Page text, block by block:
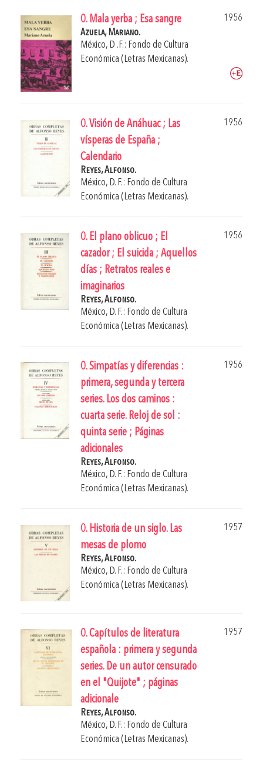
0. Mala yerba ; Esa sangre
1956
Azuela, Mariano.
México, D .F.: Fondo de Cultura
Económica (Letras Mexicanas).
0. Visión de Anáhuac ; Las
vísperas de España ;
Calendario
1956
Reyes, Alfonso.
México, D. F.: Fondo de Cultura
Económica (Letras Mexicanas).
0. El plano oblicuo ; El
cazador ; El suicida ; Aquellos
días ; Retratos reales e
imaginarios
1956
Reyes, Alfonso.
México, D. F.: Fondo de Cultura
Económica (Letras Mexicanas).
0. Simpatías y diferencias :
primera, segunda y tercera
series. Los dos caminos :
cuarta serie. Reloj de sol :
quinta serie ; Páginas
adicionales
1956
Reyes, Alfonso.
México, D. F.: Fondo de Cultura
Económica (Letras Mexicanas).
0. Historia de un siglo. Las
mesas de plomo
1957
Reyes, Alfonso.
México, D. F.: Fondo de Cultura
Económica (Letras Mexicanas).
0. Capítulos de literatura
española : primera y segunda
series. De un autor censurado
en el "Quijote" ; páginas
adicionale
1957
Reyes, Alfonso.
México, D. F.: Fondo de Cultura
Económica (Letras Mexicanas).